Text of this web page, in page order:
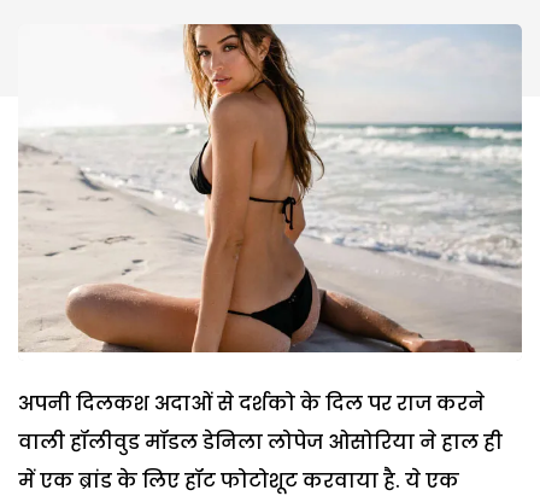
अपनी दिलकश अदाओं से दर्शको के दिल पर राज करने
वाली हॉलीवुड मॉडल डेनिला लोपेज ओसोरिया ने हाल ही
में एक ब्रांड के लिए हॉट फोटोशूट करवाया है. ये एक